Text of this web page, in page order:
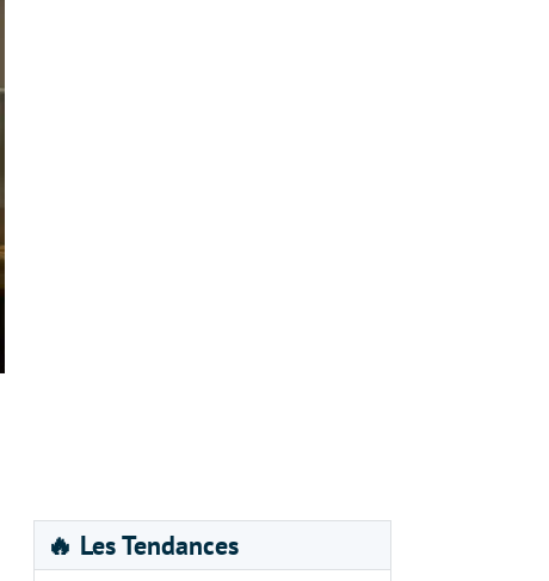
🔥 Les Tendances